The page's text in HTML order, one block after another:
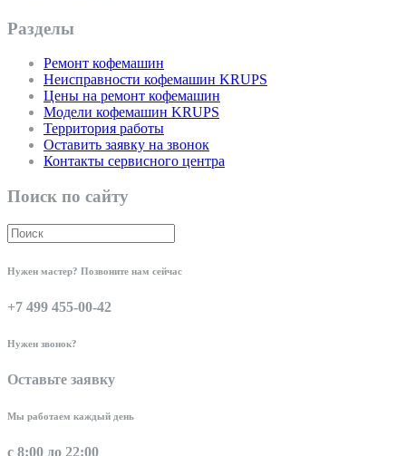
Разделы
Ремонт кофемашин
Неисправности кофемашин KRUPS
Цены на ремонт кофемашин
Модели кофемашин KRUPS
Территория работы
Оставить заявку на звонок
Контакты сервисного центра
Поиск по сайту
Нужен мастер? Позвоните нам сейчас
+7 499 455-00-42
Нужен звонок?
Оставьте заявку
Мы работаем каждый день
с 8:00 до 22:00